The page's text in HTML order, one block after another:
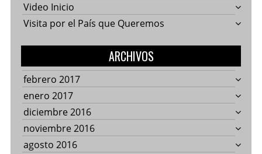
Video Inicio
Visita por el País que Queremos
ARCHIVOS
febrero 2017
enero 2017
diciembre 2016
noviembre 2016
agosto 2016